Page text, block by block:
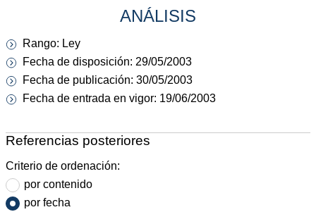
ANÁLISIS
Rango: Ley
Fecha de disposición: 29/05/2003
Fecha de publicación: 30/05/2003
Fecha de entrada en vigor: 19/06/2003
Referencias posteriores
Criterio de ordenación:
por contenido
por fecha